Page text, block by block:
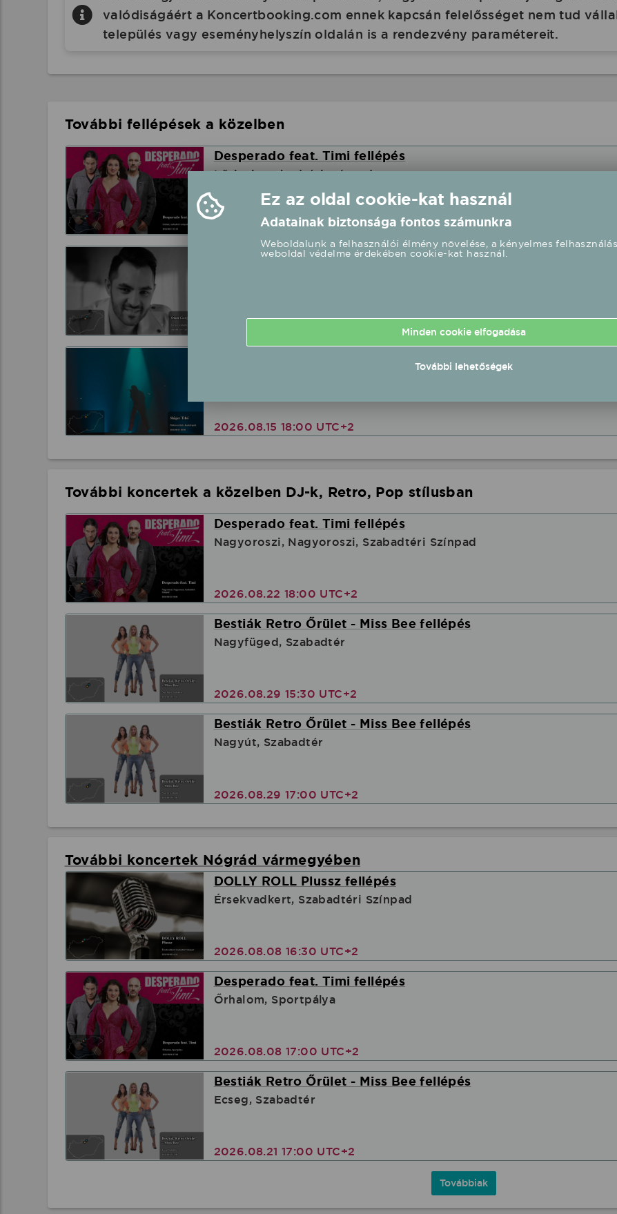
valódiságáért a Koncertbooking.com ennek kapcsán felelősséget nem tud
település vagy eseményhelyszín oldalán is a rendezvény paramétereit.
További fellépések a közelben
Desperado feat. Timi fellépés
Lőrinci, szabadtéri színpad
2026.08.15 15:30 UTC+2
Oláh Gergő fellépés
2026.08.15 18:00 UTC+2
További koncertek a közelben DJ-k, Retro, Pop stílusban
Desperado feat. Timi fellépés
Nagyoroszi, Nagyoroszi, Szabadtéri Színpad
2026.08.22 18:00 UTC+2
Bestiák Retro Őrület - Miss Bee fellépés
Nagyfüged, Szabadtér
2026.08.29 15:30 UTC+2
Bestiák Retro Őrület - Miss Bee fellépés
Nagyút, Szabadtér
2026.08.29 17:00 UTC+2
További koncertek Nógrád vármegyében
DOLLY ROLL Plussz fellépés
Érsekvadkert, Szabadtéri Színpad
2026.08.08 16:30 UTC+2
Desperado feat. Timi fellépés
Őrhalom, Sportpálya
2026.08.08 17:00 UTC+2
Bestiák Retro Őrület - Miss Bee fellépés
Ecseg, Szabadtér
2026.08.21 17:00 UTC+2
Továbbiak
Ez az oldal cookie-kat használ
Adatainak biztonsága fontos számunkra
Weboldalunk a felhasználói élmény növelése, a kényelmes
weboldal védelme érdekében cookie-kat használ.
Minden cookie elfogadása
További lehetőségek